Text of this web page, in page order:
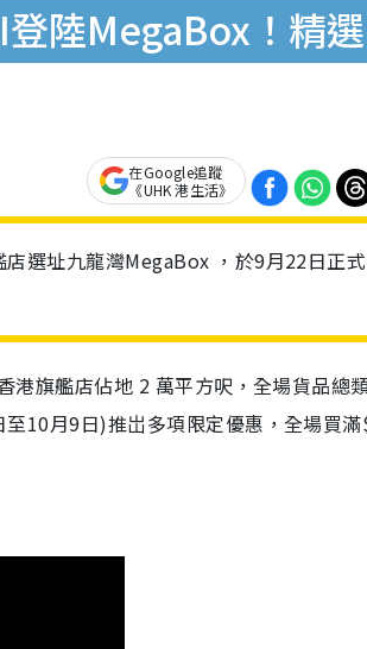
陸MegaBox！精
在Google追蹤
《UHK 港生活》
選址九龍灣MegaBox ，於9月22日正
港旗艦店佔地 2 萬平方呎，全場貨品總
10月9日)推岀多項限定優惠，全場買